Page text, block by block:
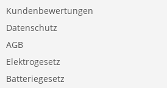
Kundenbewertungen
Datenschutz
AGB
Elektrogesetz
Batteriegesetz